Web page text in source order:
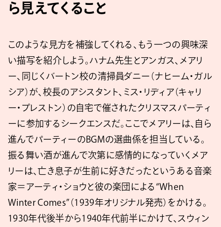
ら見えてくること
このような見方を補強してくれる、もう一つの興味深
い描写を紹介しよう。ハナム先生とアンガス、メアリ
ー、同じくバートン校の清掃員ダニー（ナヒーム・ガル
シア）が、校長のアシスタント、ミス・リディア（キャリ
ー・プレストン）の自宅で催されたクリスマスパーティ
ーに参加するシークエンスだ。ここでメアリーは、自ら
進んでパーティーのBGMの選曲係を担当している。
振る舞い酒が進んで次第に感情的になっていくメア
リーは、亡き息子が生前に好きだったというある音楽
家＝アーティ・ショウと彼の楽団による“When
Winter Comes”（1939年オリジナル発売）をかける。
1930年代後半から1940年代前半にかけて、スウィン